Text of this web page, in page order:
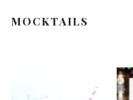
MOCKTAILS